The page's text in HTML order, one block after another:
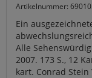
Artikelnummer:
Ein
Alle
2007. 173 S., 12
kart. Conrad Stein